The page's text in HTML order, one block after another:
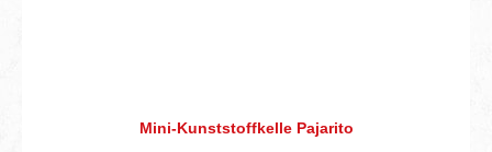
Mini-Kunststoffkelle Pajarito